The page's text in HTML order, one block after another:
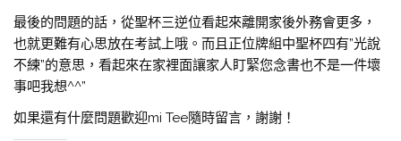
最後的問題的話，從聖杯三逆位看起來離開家後外務會更多，
也就更難有心思放在考試上哦。而且正位牌組中聖杯四有”光說
不練”的意思，看起來在家裡面讓家人盯緊您念書也不是一件壞
事吧我想^^”
如果還有什麼問題歡迎mi Tee隨時留言，謝謝！